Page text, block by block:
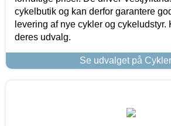
cykelbutik og kan derfor garantere
levering af nye cykler og cykeludstyr.
deres udvalg.
Se udvalget på